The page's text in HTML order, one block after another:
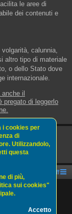
le aree di
dei contenuti e
calunnia,
altro tipo di materiale
o dello Stato dove
internazionale.
il
pregato di leggerlo
i cookies per
di
Utilizzandolo,
questa
di più,
sui cookies"
Accetto
Staff
sui cookies
Limited